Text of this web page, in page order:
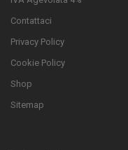
Contattaci
Privacy Policy
Cookie Policy
Shop
Sitemap